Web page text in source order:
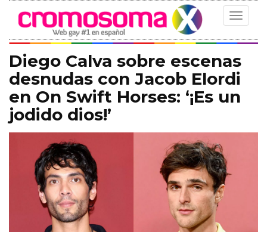
Toggle
Diego Calva sobre escenas
desnudas con Jacob Elordi
en On Swift Horses: ‘¡Es un
jodido dios!’